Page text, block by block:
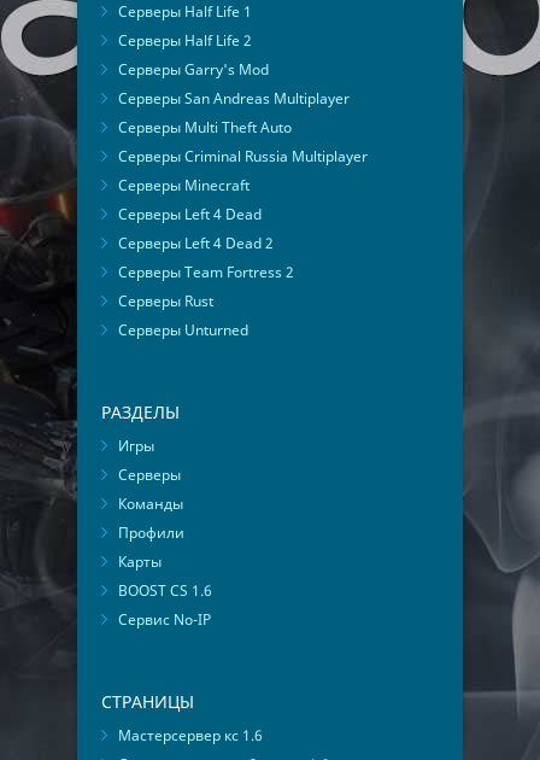
Серверы Half Life 1
Серверы Half Life 2
Серверы Garry's Mod
Серверы San Andreas Multiplayer
Серверы Multi Theft Auto
Серверы Criminal Russia Multiplayer
Серверы Minecraft
Серверы Left 4 Dead
Серверы Left 4 Dead 2
Серверы Team Fortress 2
Серверы Rust
Серверы Unturned
РАЗДЕЛЫ
Игры
Серверы
Команды
Профили
Карты
BOOST CS 1.6
Сервис No-IP
СТРАНИЦЫ
Мастерсервер кс 1.6